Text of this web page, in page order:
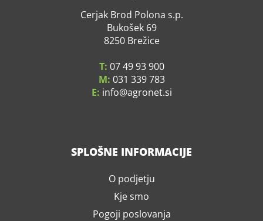
Cerjak Brod Polona s.p.
Bukošek 69
8250 Brežice
T: 07 49 93 900
M: 031 339 783
E: info agronet.si
SPLOŠNE INFORMACIJE
O podjetju
Kje smo
Pogoji poslovanja